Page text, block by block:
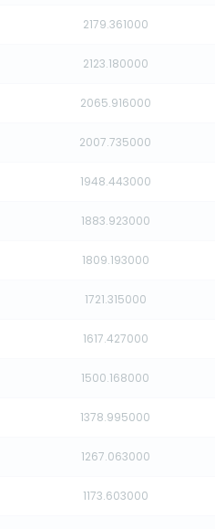
2179.361000
2123.180000
2065.916000
2007.735000
1948.443000
1883.923000
1809.193000
1721.315000
1617.427000
1500.168000
1378.995000
1267.063000
1173.603000